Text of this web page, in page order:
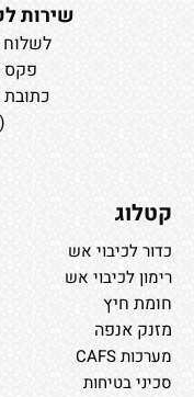
שירות
לשלוח
פקס
כתובת
קטלוג
כדור לכיבוי אש
רימון לכיבוי אש
חומת חיץ
מזנק אנפה
מערכות CAFS
סכיני בטיחות